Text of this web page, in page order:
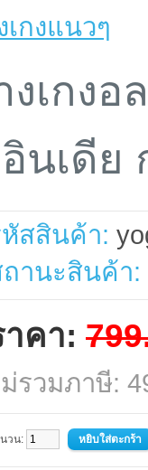
กงแนวๆ
เกง
นเดีย
สสินค้า:
านะสินค้า:
าคา:
รวมภาษี:
วน: